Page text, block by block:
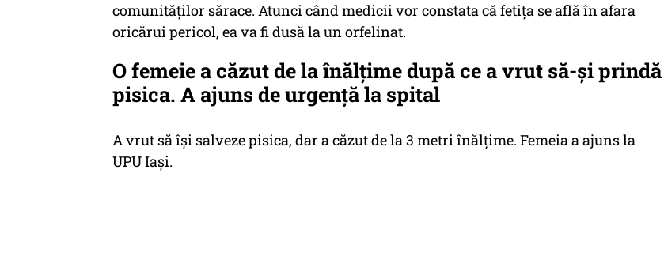
comunităților sărace. Atunci când medicii vor constata că fetița se află în afara
oricărui pericol, ea va fi dusă la un orfelinat.
O femeie a căzut de la înălțime după ce a vrut să-și prindă
pisica. A ajuns de urgență la spital
A vrut să îşi salveze pisica, dar a căzut de la 3 metri înălţime. Femeia a ajuns la
UPU Iaşi.